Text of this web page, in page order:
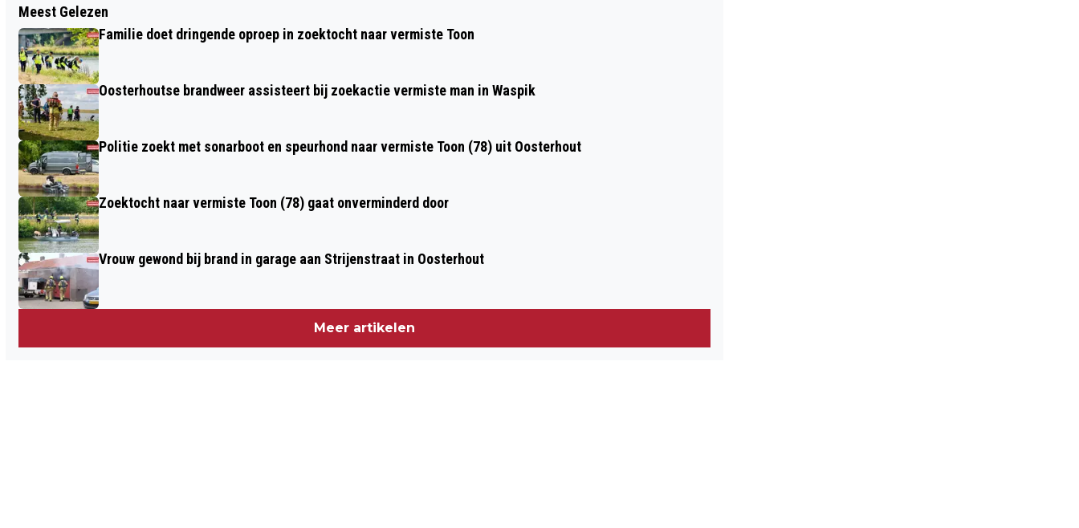
CHRISTIANS VROLIJKE VERSJE: ‘OP EEN
MUIS’
RIJDT METERS DOOR BOSJES EN RAMT
Meest Gelezen
Familie doet dringende oproep in zoektocht naar vermiste Toon
Oosterhoutse brandweer assisteert bij zoekactie vermiste man in Waspik
Politie zoekt met sonarboot en speurhond naar vermiste Toon (78) uit Oosterhout
Zoektocht naar vermiste Toon (78) gaat onverminderd door
Vrouw gewond bij brand in garage aan Strijenstraat in Oosterhout
Meer artikelen